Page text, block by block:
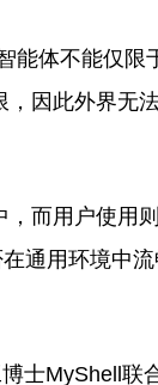
能体不能仅限
因此外界无法
而用户使用
通用环境中
士MyShell联